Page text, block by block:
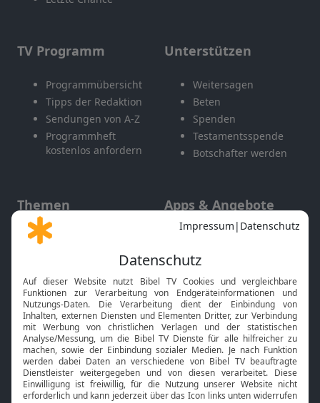
TV Programm
Programmübersicht
Tipps der Redaktion
Sendungen von A-Z
Programmheft
kostenlos anfordern
Unterstützen
Weitersagen
Beten
Spenden
Testamentsspende
Botschafter werden
Themen
Gott und Bibel erklärt
Neuigkeiten
Apps & Angebote
Mobile App
Smart TV
HbbTV
Bibelthek Online-Bibel
Nächster Gottesdienst
Bibel TV Service